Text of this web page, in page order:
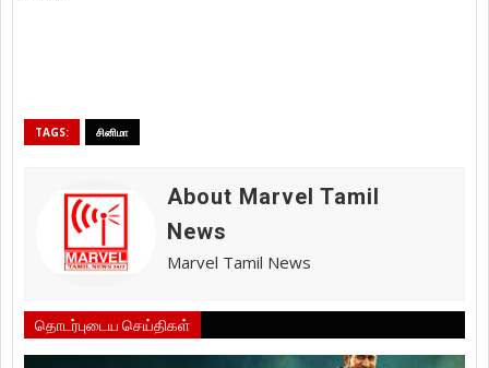
TAGS: சினிமா
About Marvel Tamil
News
Marvel Tamil News
தொடர்புடைய செய்திகள்